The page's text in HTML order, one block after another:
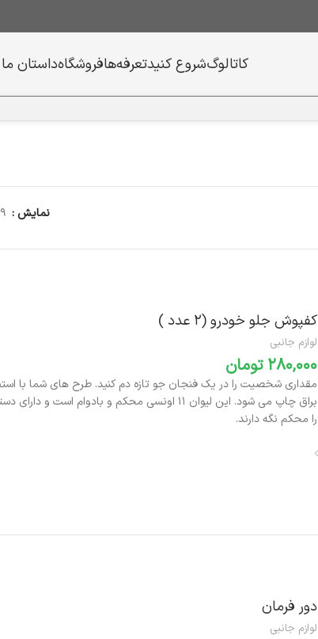
کاتالوگشروع کنیدتعرفه‌هافروشگاهداستان ما
نمایش 9
کفپوش جلو خودرو (‌۲ عدد )‌
لوازم جانبی
تومان
را محکم نگه دارند.
دور فرمان
لوازم جانبی